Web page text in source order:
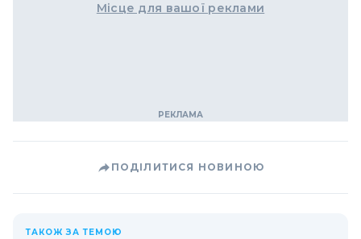
Місце для вашої реклами
ПОДІЛИТИСЯ НОВИНОЮ
ТАКОЖ ЗА ТЕМОЮ